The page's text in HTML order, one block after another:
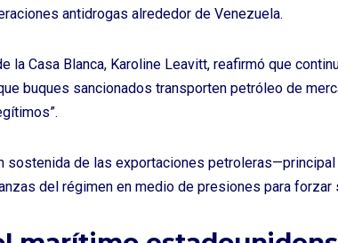
antidrogas alrededor de Venezuela.
la Casa Blanca, Karoline Leavitt, reafirmó que
buques sancionados transporten petróleo de
sostenida de las exportaciones
del régimen en medio de presiones para forzar